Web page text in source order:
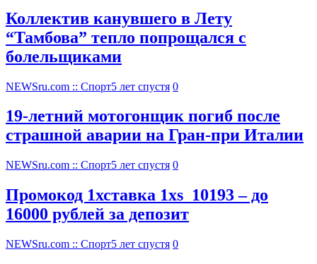
Коллектив канувшего в Лету
“Тамбова” тепло попрощался с
болельщиками
NEWSru.com :: Спорт5 лет спустя 0
19-летний мотогонщик погиб после
страшной аварии на Гран-при Италии
NEWSru.com :: Спорт5 лет спустя 0
Промокод 1хставка 1xs_10193 – до
16000 рублей за депозит
NEWSru.com :: Спорт5 лет спустя 0